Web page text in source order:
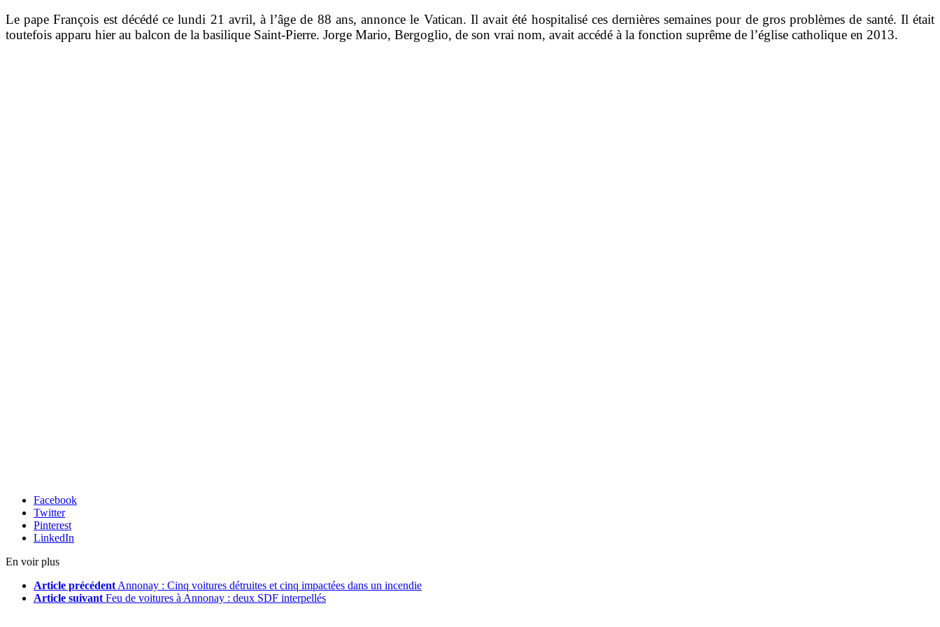
Le pape François est décédé ce lundi 21 avril, à l’âge de 88 ans, annonce le Vatican. Il avait été hospitalisé ces dernières semaines pour de gros problèmes de santé. Il était
toutefois apparu hier au balcon de la basilique Saint-Pierre. Jorge Mario, Bergoglio, de son vrai nom, avait accédé à la fonction suprême de l’église catholique en 2013.
Facebook
Twitter
Pinterest
LinkedIn
En voir plus
Article précédent Annonay : Cinq voitures détruites et cinq impactées dans un incendie
Article suivant Feu de voitures à Annonay : deux SDF interpellés